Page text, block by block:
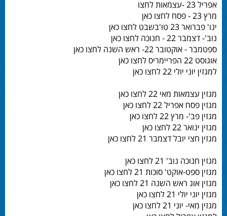
אפריל 23 -עצמאות לחצו
מרץ 23 - פסח לחצו כאן
ינו' פברואר 23 טו'בשבט לחצו כאן
נוב'- דצמבר 22 - חנוכה לחצו כאן
ספטמבר - אוקטובר 22- ראש השנה לחצו כאן
אוגוסט 22 הפריימריס לחצו כאן
למגזין יוני יולי 22 לחצו כאן
מגזין עצמאות מאי 22 לחצו כאן
מגזין פסח אפריל 22 לחצו כאן
מגזין פב'- מרץ 22 לחצו כאן
מגזין ינואר 22 לחצו כאן
מגזין חצי יובל דצמבר 21 לחצו כאן
מגזין חנוכה נוב' 21 לחצו כאן
מגזין ספט-אוקט' סוכות 21 לחצו כאן
מגזין אוג ראש השנה 21 לחצו כאן
מגזין יוני יולי 21 לחצו כאן
מגזין מאי- יוני 21 לחצו כאן